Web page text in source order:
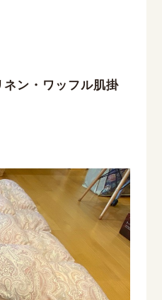
ン・ワッフル肌掛